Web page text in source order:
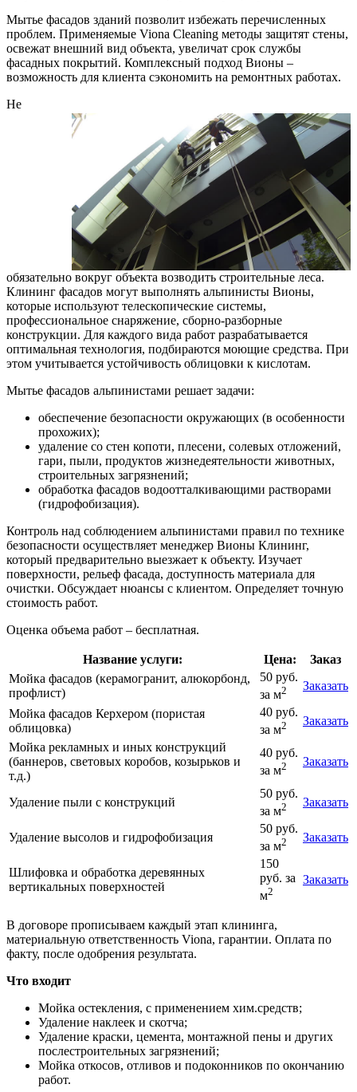
Мытье фасадов зданий позволит избежать перечисленных
проблем. Применяемые Viona Cleaning методы защитят стены,
освежат внешний вид объекта, увеличат срок службы
фасадных покрытий. Комплексный подход Вионы –
возможность для клиента сэкономить на ремонтных работах.
Не
обязательно вокруг объекта возводить строительные леса.
Клининг фасадов могут выполнять альпинисты Вионы,
которые используют телескопические системы,
профессиональное снаряжение, сборно-разборные
конструкции. Для каждого вида работ разрабатывается
оптимальная технология, подбираются моющие средства. При
этом учитывается устойчивость облицовки к кислотам.
Мытье фасадов альпинистами решает задачи:
обеспечение безопасности окружающих (в особенности
прохожих);
удаление со стен копоти, плесени, солевых отложений,
гари, пыли, продуктов жизнедеятельности животных,
строительных загрязнений;
обработка фасадов водоотталкивающими растворами
(гидрофобизация).
Контроль над соблюдением альпинистами правил по технике
безопасности осуществляет менеджер Вионы Клининг,
который предварительно выезжает к объекту. Изучает
поверхности, рельеф фасада, доступность материала для
очистки. Обсуждает нюансы с клиентом. Определяет точную
стоимость работ.
Оценка объема работ – бесплатная.
Название услуги: Цена:
Заказ
Мойка фасадов (керамогранит, алюкорбонд,
профлист)
50 руб.
за м2 Заказать
Мойка фасадов Керхером (пористая
облицовка)
40 руб.
за м2
Заказать
Мойка рекламных и иных конструкций
(баннеров, световых коробов, козырьков и
т.д.)
40 руб.
за м2 Заказать
Удаление пыли с конструкций
50 руб.
за м2 Заказать
Удаление высолов и гидрофобизация
50 руб.
за м2 Заказать
Шлифовка и обработка деревянных
вертикальных поверхностей
150
руб. за
м2
Заказать
В договоре прописываем каждый этап клининга,
материальную ответственность Viona, гарантии. Оплата по
факту, после одобрения результата.
Что входит
Мойка остекления, с применением хим.средств;
Удаление наклеек и скотча;
Удаление краски, цемента, монтажной пены и других
послестроительных загрязнений;
Мойка откосов, отливов и подоконников по окончанию
работ.